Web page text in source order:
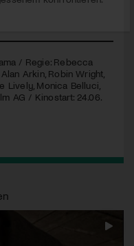
/ Regie: Rebecca
Arkin, Robin Wright,
Lively, Monica Belluci,
AG / Kinostart: 24.06.